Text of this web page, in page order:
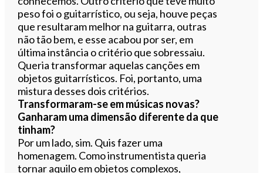
peso foi o guitarrístico, ou seja, houve peças
que resultaram melhor na guitarra, outras
não tão bem, e esse acabou por ser, em
última instância o critério que sobressaiu.
Queria transformar aquelas canções em
objetos guitarrísticos. Foi, portanto, uma
mistura desses dois critérios.
Transformaram-se em músicas novas?
Ganharam uma dimensão diferente da que
tinham?
Por um lado, sim. Quis fazer uma
homenagem. Como instrumentista queria
tornar aquilo em objetos complexos,